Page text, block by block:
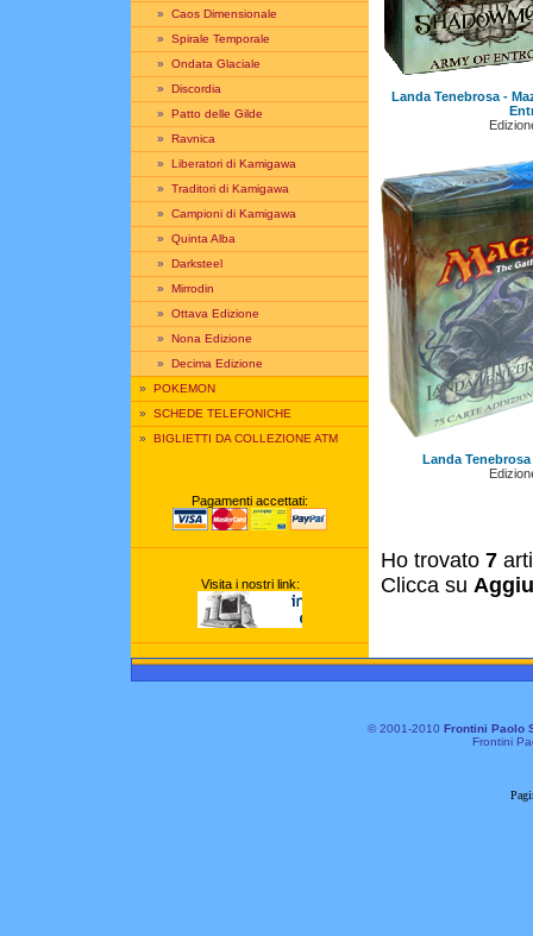
» Caos Dimensionale
» Spirale Temporale
» Ondata Glaciale
» Discordia
» Patto delle Gilde
» Ravnica
» Liberatori di Kamigawa
» Traditori di Kamigawa
» Campioni di Kamigawa
» Quinta Alba
» Darksteel
» Mirrodin
» Ottava Edizione
» Nona Edizione
» Decima Edizione
» POKEMON
» SCHEDE TELEFONICHE
» BIGLIETTI DA COLLEZIONE ATM
Pagamenti accettati:
Visita i nostri link:
Landa Tenebrosa -
Landa
Ho trovato 7
Clicca su
© 2001-2010 Frontini Paolo
Frontini